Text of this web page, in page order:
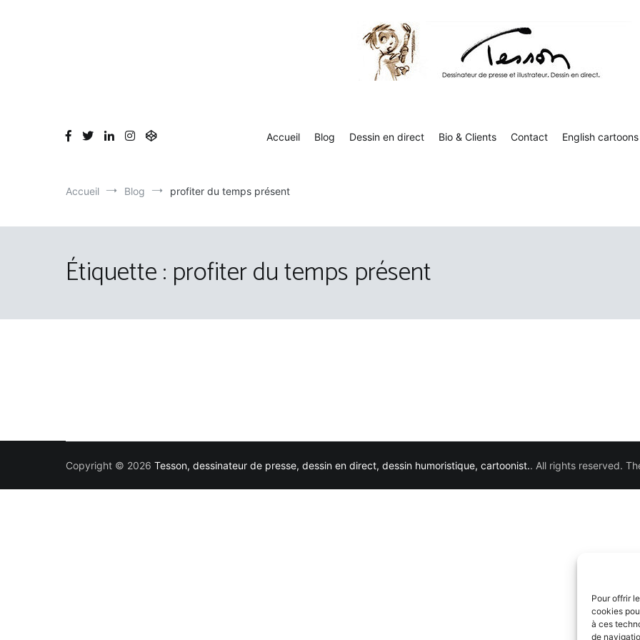
Pour offrir
cookies
à ces
de
Accueil Blog Dessin en direct Bio & Clients Contact English cartoons
Accueil Blog profiter du temps présent
Étiquette : profiter du temps présent
Copyright © 2026 Tesson, dessinateur de presse, dessin en direct, dessin humoristique, cartoonist.. All rights reserved.